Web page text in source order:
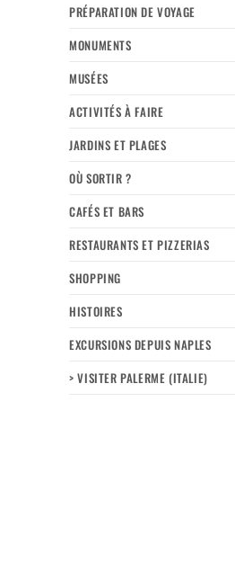
PRÉPARATION DE VOYAGE
MONUMENTS
MUSÉES
ACTIVITÉS À FAIRE
JARDINS ET PLAGES
OÙ SORTIR ?
CAFÉS ET BARS
RESTAURANTS ET PIZZERIAS
SHOPPING
HISTOIRES
EXCURSIONS DEPUIS NAPLES
> VISITER PALERME (ITALIE)